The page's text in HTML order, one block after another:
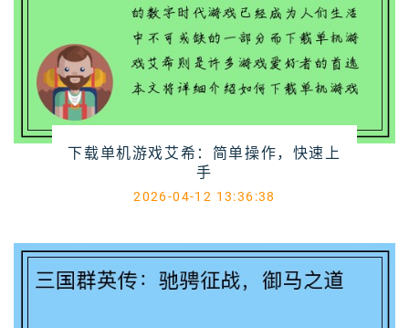
下载单机游戏艾希：简单操作，快速上
手
2026-04-12 13:36:38